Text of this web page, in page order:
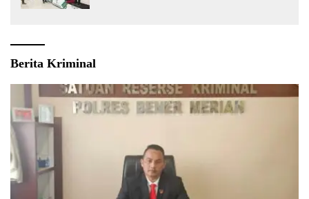
Berita Kriminal